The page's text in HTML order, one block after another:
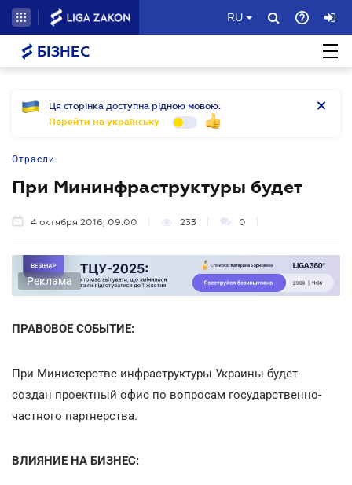
RU
БІЗНЕС
Ця сторінка доступна рідною мовою.
Перейти на українську
Отрасли
При Мининфраструктуры будет
4 октября 2016, 09:00 233 0
Реклама
ПРАВОВОЕ СОБЫТИЕ:
При Министерстве инфраструктуры Украины будет
создан проектный офис по вопросам государственно-
частного партнерства.
ВЛИЯНИЕ НА БИЗНЕС: